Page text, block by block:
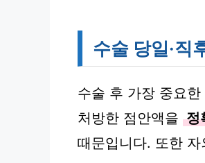
수술 당일·직
수술 후 가장 중요
처방한 점안액을 정
때문입니다. 또한